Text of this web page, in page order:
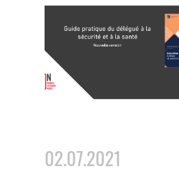
02.07.2021